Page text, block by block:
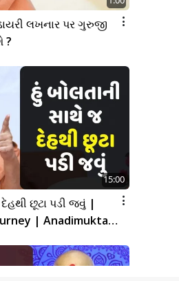
લખનાર પર ગુરુજી
?
15:00
છૂટા પડી જવું |
| Anadimukta